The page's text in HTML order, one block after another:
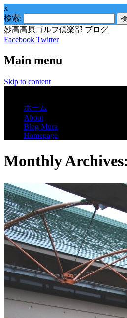
x
検索:
妙高高原ゴルフ倶楽部 ブログ
Facebook Twitter
Main menu
Skip to content
ホーム
About
Blog Mura
Homepage
Monthly Archives: